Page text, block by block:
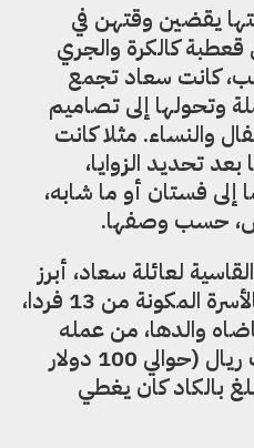
يقضين وقتهن في
قعطبة كالكرة والجري
كانت سعاد تجمع
وتحولها إلى تصاميم
والنساء. مثلا كانت
تحديد الزوايا،
إلى فستان أو ما شابه،
حسب وصفها.
لعائلة سعاد، أبرز
دوافعها لتعلم الخياطة. فالأسرة المكونة من 13 فردا،
والدها، من عمله
كشرطي ، لا يتجاوز 20 ألف ريال (حوالي 100 دولار
بالكاد كان يغطي